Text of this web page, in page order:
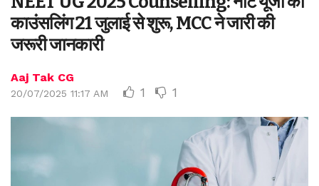
काउंसलिंग 21 जुलाई से शुरू, MCC ने जारी की
जरूरी जानकारी
Aaj Tak CG
20/07/2025 11:17 AM 1 1